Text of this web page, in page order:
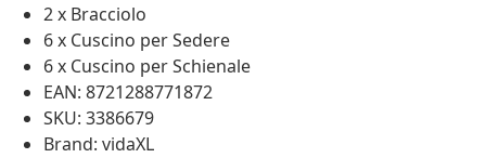
2 x Bracciolo
6 x Cuscino per Sedere
6 x Cuscino per Schienale
EAN: 8721288771872
SKU: 3386679
Brand: vidaXL